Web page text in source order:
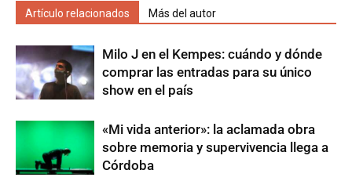
Artículo relacionados Más del autor
Milo J en el Kempes: cuándo y dónde
comprar las entradas para su único
show en el país
«Mi vida anterior»: la aclamada obra
sobre memoria y supervivencia llega a
Córdoba